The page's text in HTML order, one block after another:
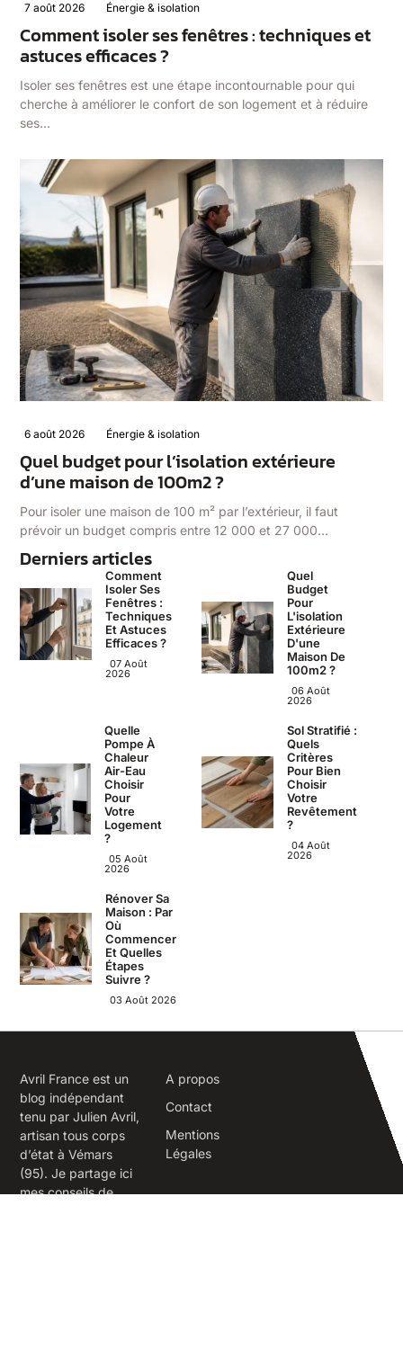
7 août 2026 Énergie & isolation
Comment isoler ses fenêtres : techniques et
astuces efficaces ?
Isoler ses fenêtres est une étape incontournable pour qui
cherche à améliorer le confort de son logement et à réduire
ses…
6 août 2026 Énergie & isolation
Quel budget pour l’isolation extérieure
d’une maison de 100m2 ?
Pour isoler une maison de 100 m² par l’extérieur, il faut
prévoir un budget compris entre 12 000 et 27 000…
Derniers articles
Comment
Isoler Ses
Fenêtres :
Techniques
Et Astuces
Efficaces ?
07 Août
2026
Quel
Budget
Pour
L'isolation
Extérieure
D'une
Maison De
100m2 ?
06 Août
2026
Quelle
Pompe À
Chaleur
Air-Eau
Choisir
Pour
Votre
Logement
?
05 Août
2026
Sol Stratifié :
Quels
Critères
Pour Bien
Choisir
Votre
Revêtement
?
04 Août
2026
Rénover Sa
Maison : Par
Où
Commencer
Et Quelles
Étapes
Suivre ?
03 Août 2026
Avril France est un
blog indépendant
tenu par Julien Avril,
artisan tous corps
d’état à Vémars
(95). Je partage ici
mes conseils de
A propos
Contact
Mentions
Légales